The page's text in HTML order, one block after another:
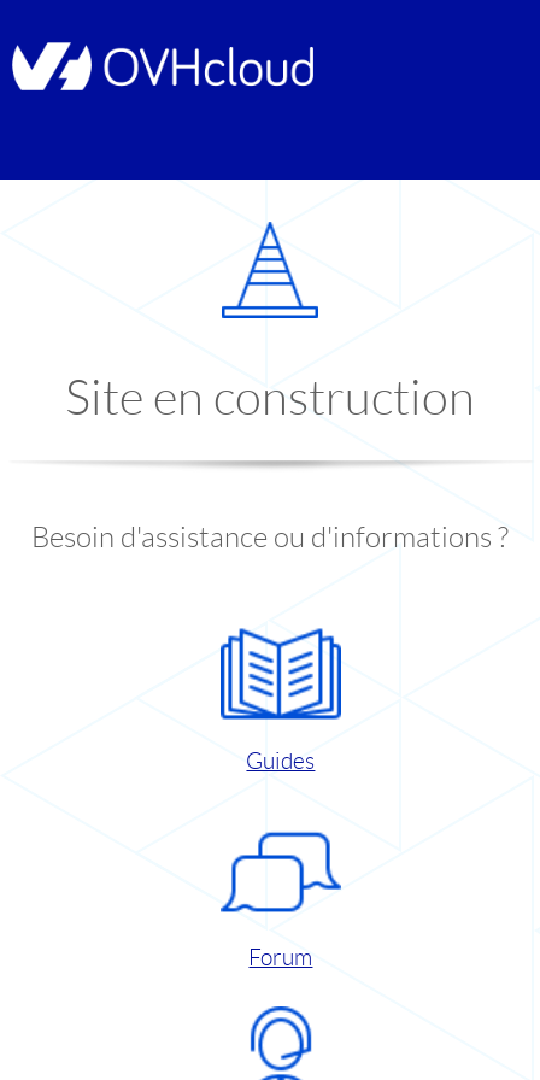
Site en construction
Besoin d'assistance ou d'informations ?
Guides
Forum